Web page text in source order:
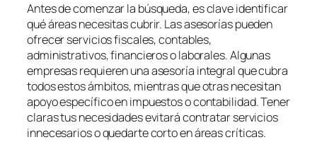
Antes de comenzar la búsqueda, es clave identificar
qué áreas necesitas cubrir. Las asesorías pueden
ofrecer servicios fiscales, contables,
administrativos, financieros o laborales. Algunas
empresas requieren una asesoría integral que cubra
todos estos ámbitos, mientras que otras necesitan
apoyo específico en impuestos o contabilidad. Tener
claras tus necesidades evitará contratar servicios
innecesarios o quedarte corto en áreas críticas.